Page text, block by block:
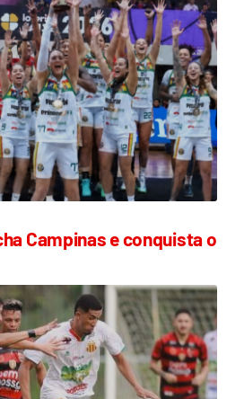
Campinas e conquista o